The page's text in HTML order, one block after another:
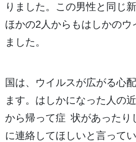
りました。この男性と 同 じ
ほかの2人 からもはしかのウ
ました。
国は、ウイルスが広がる心配
ます。はしかになった 人の近
から帰って症状があったり
に連絡 してほしいと言って